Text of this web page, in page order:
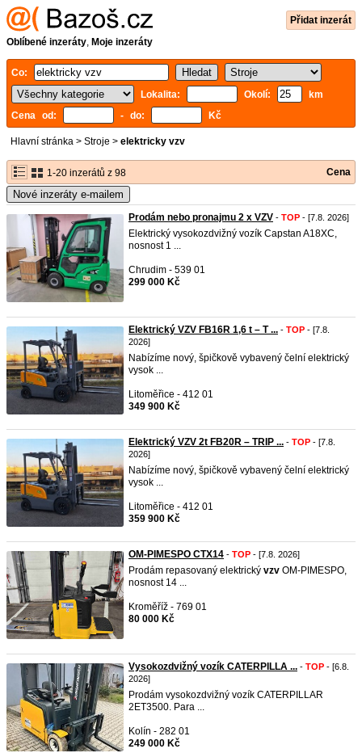
Přidat inzerát
Oblíbené inzeráty, Moje inzeráty
Co:
Lokalita:
Okolí:
km
Cena od:
- do: Kč
Hlavní stránka > Stroje > elektricky vzv
1-20 inzerátů z 98 Cena
Nové inzeráty e-mailem
Prodám nebo pronajmu 2 x VZV - TOP - [7.8. 2026]
Elektrický vysokozdvižný vozík Capstan A18XC,
nosnost 1 ...
Chrudim - 539 01
299 000 Kč
Elektrický VZV FB16R 1,6 t – T ... - TOP - [7.8.
2026]
Nabízíme nový, špičkově vybavený čelní elektrický
vysok ...
Litoměřice - 412 01
349 900 Kč
Elektrický VZV 2t FB20R – TRIP ... - TOP - [7.8.
2026]
Nabízíme nový, špičkově vybavený čelní elektrický
vysok ...
Litoměřice - 412 01
359 900 Kč
OM-PIMESPO CTX14 - TOP - [7.8. 2026]
Prodám repasovaný elektrický vzv OM-PIMESPO,
nosnost 14 ...
Kroměříž - 769 01
80 000 Kč
Vysokozdvižný vozík CATERPILLA ... - TOP - [6.8.
2026]
Prodám vysokozdvižný vozík CATERPILLAR
2ET3500. Para ...
Kolín - 282 01
249 000 Kč